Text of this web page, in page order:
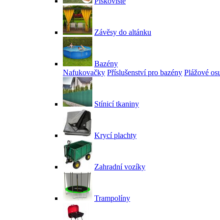
Závěsy do altánku
Bazény
Nafukovačky Příslušenství pro bazény Plážové
Stínicí tkaniny
Krycí plachty
Zahradní vozíky
Trampolíny